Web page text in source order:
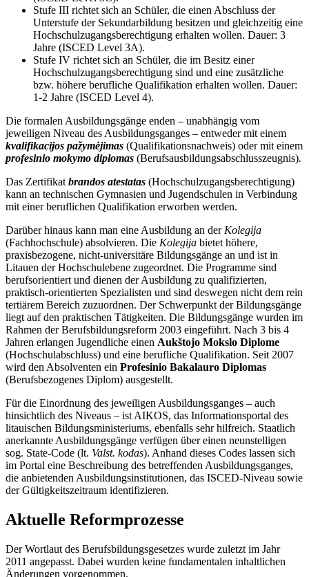
Stufe III richtet sich an Schüler, die einen Abschluss der
Unterstufe der Sekundarbildung besitzen und gleichzeitig eine
Hochschulzugangsberechtigung erhalten wollen. Dauer: 3
Jahre (ISCED Level 3A).
Stufe IV richtet sich an Schüler, die im Besitz einer
Hochschulzugangsberechtigung sind und eine zusätzliche
bzw. höhere berufliche Qualifikation erhalten wollen. Dauer:
1-2 Jahre (ISCED Level 4).
Die formalen Ausbildungsgänge enden – unabhängig vom
jeweiligen Niveau des Ausbildungsganges – entweder mit einem
kvalifikacijos pažymėjimas (Qualifikationsnachweis) oder mit einem
profesinio mokymo diplomas (Berufsausbildungsabschlusszeugnis).
Das Zertifikat brandos atestatas (Hochschulzugangsberechtigung)
kann an technischen Gymnasien und Jugendschulen in Verbindung
mit einer beruflichen Qualifikation erworben werden.
Darüber hinaus kann man eine Ausbildung an der Kolegija
(Fachhochschule) absolvieren. Die Kolegija bietet höhere,
praxisbezogene, nicht-universitäre Bildungsgänge an und ist in
Litauen der Hochschulebene zugeordnet. Die Programme sind
berufsorientiert und dienen der Ausbildung zu qualifizierten,
praktisch-orientierten Spezialisten und sind deswegen nicht dem rein
tertiärem Bereich zuzuordnen. Der Schwerpunkt der Bildungsgänge
liegt auf den praktischen Tätigkeiten. Die Bildungsgänge wurden im
Rahmen der Berufsbildungsreform 2003 eingeführt. Nach 3 bis 4
Jahren erlangen Jugendliche einen Aukštojo Mokslo Diplome
(Hochschulabschluss) und eine berufliche Qualifikation. Seit 2007
wird den Absolventen ein Profesinio Bakalauro Diplomas
(Berufsbezogenes Diplom) ausgestellt.
Für die Einordnung des jeweiligen Ausbildungsganges – auch
hinsichtlich des Niveaus – ist AIKOS, das Informationsportal des
litauischen Bildungsministeriums, ebenfalls sehr hilfreich. Staatlich
anerkannte Ausbildungsgänge verfügen über einen neunstelligen
sog. State-Code (lt. Valst. kodas). Anhand dieses Codes lassen sich
im Portal eine Beschreibung des betreffenden Ausbildungsganges,
die anbietenden Ausbildungsinstitutionen, das ISCED-Niveau sowie
der Gültigkeitszeitraum identifizieren.
Aktuelle Reformprozesse
Der Wortlaut des Berufsbildungsgesetzes wurde zuletzt im Jahr
2011 angepasst. Dabei wurden keine fundamentalen inhaltlichen
Änderungen vorgenommen.